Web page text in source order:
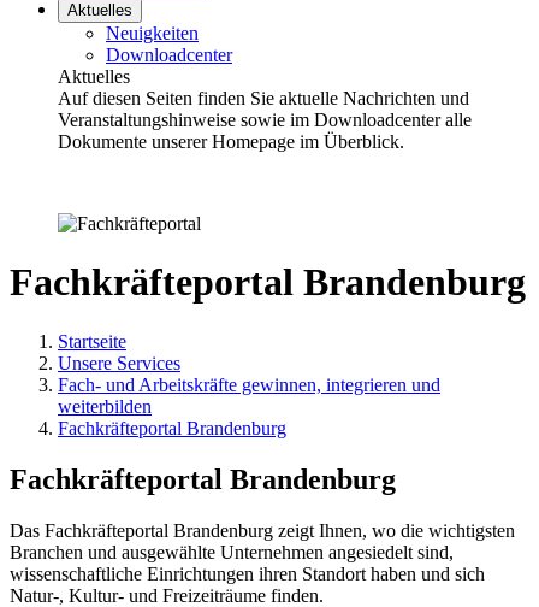
Aktuelles
Neuigkeiten
Downloadcenter
Aktuelles
Auf diesen Seiten finden Sie aktuelle Nachrichten und
Veranstaltungshinweise sowie im Downloadcenter alle
Dokumente unserer Homepage im Überblick.
Fachkräfteportal Brandenburg
Startseite
Unsere Services
Fach- und Arbeitskräfte gewinnen, integrieren und
weiterbilden
Fachkräfteportal Brandenburg
Fachkräfteportal Brandenburg
Das Fachkräfteportal Brandenburg zeigt Ihnen, wo die wichtigsten
Branchen und ausgewählte Unternehmen angesiedelt sind,
wissenschaftliche Einrichtungen ihren Standort haben und sich
Natur-, Kultur- und Freizeiträume finden.